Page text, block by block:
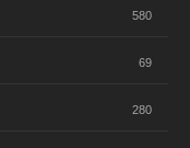
580
69
280